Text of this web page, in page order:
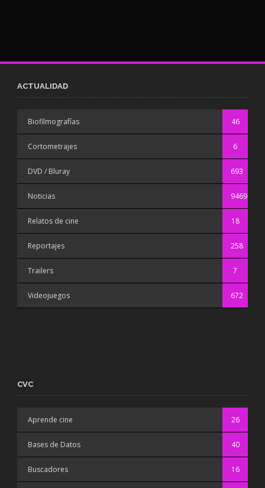
ACTUALIDAD
Biofilmografías 46
Cortometrajes 6
DVD / Bluray 693
Noticias 9469
Relatos de cine 18
Reportajes 258
Trailers 7
Videojuegos 672
CVC
Aprende cine 26
Bases de Datos 40
Buscadores 16